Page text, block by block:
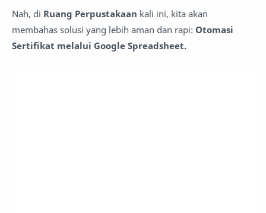
Nah, di Ruang Perpustakaan kali ini, kita akan
membahas solusi yang lebih aman dan rapi: Otomasi
Sertifikat melalui Google Spreadsheet.